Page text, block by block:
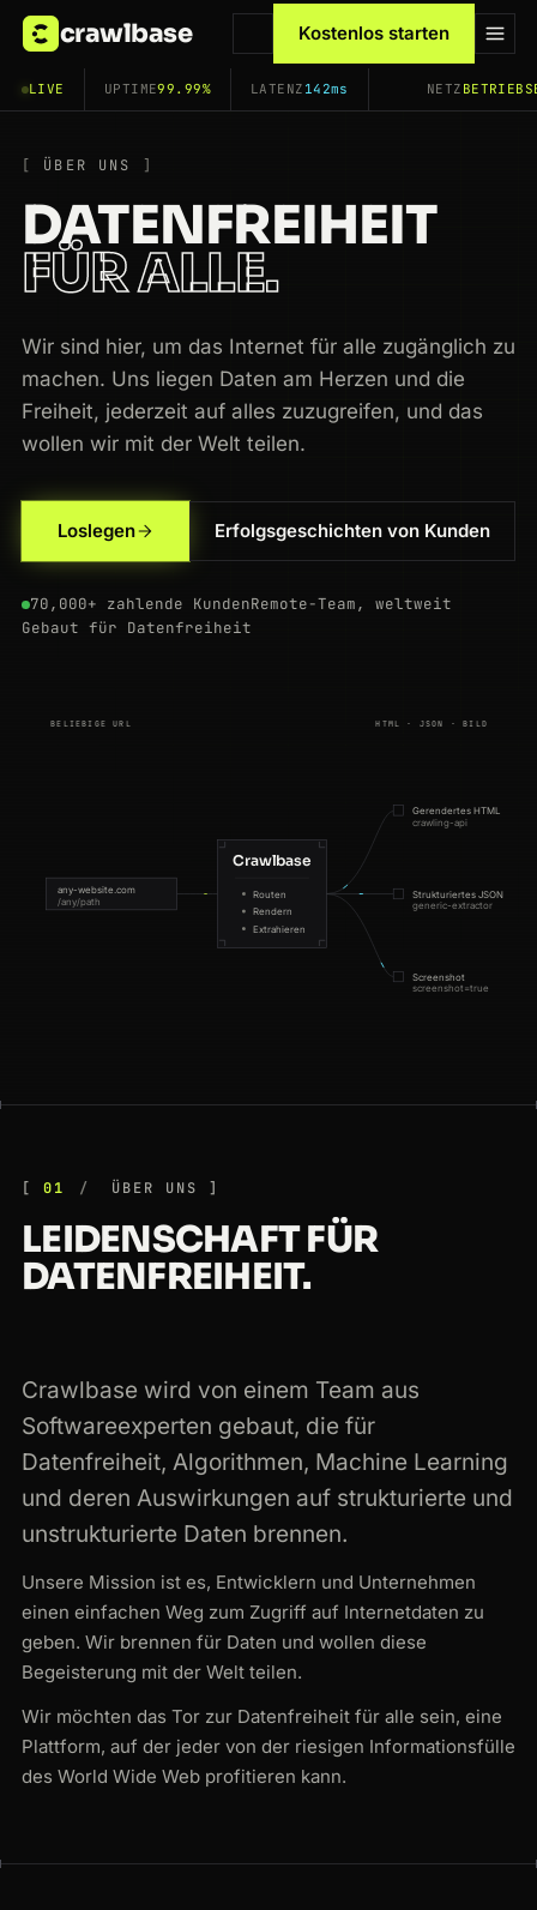
crawlbase Kostenlos starten
LIVE UPTIME99.99% LATENZ 142ms NETZ
ÜBER UNS
DATENFREIHEIT
FÜR ALLE.
Wir sind hier, um das Internet für alle zugänglich zu
machen. Uns liegen Daten am Herzen und die
Freiheit, jederzeit auf alles zuzugreifen, und das
wollen wir mit der Welt teilen.
Loslegen Erfolgsgeschichten von Kunden
70,000+ zahlende KundenRemote-Team, weltweit
Gebaut für Datenfreiheit
BELIEBIGE URL HTML · JSON · BILD
any-website.com
/any/path
Crawlbase
Routen
Rendern
Extrahieren
Gerendertes HTML
Strukturiertes JSON
Screenshot
crawling-api
generic-extractor
screenshot=true
01 ÜBER UNS
LEIDENSCHAFT FÜR
DATENFREIHEIT.
Crawlbase wird von einem Team aus
Softwareexperten gebaut, die für
Datenfreiheit, Algorithmen, Machine Learning
und deren Auswirkungen auf strukturierte und
unstrukturierte Daten brennen.
Unsere Mission ist es, Entwicklern und Unternehmen
einen einfachen Weg zum Zugriff auf Internetdaten zu
geben. Wir brennen für Daten und wollen diese
Begeisterung mit der Welt teilen.
Wir möchten das Tor zur Datenfreiheit für alle sein, eine
Plattform, auf der jeder von der riesigen Informationsfülle
des World Wide Web profitieren kann.